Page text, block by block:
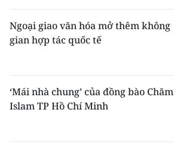
Ngoại giao văn hóa mở thêm không
gian hợp tác quốc tế
‘Mái nhà chung’ của đồng bào Chăm
Islam TP Hồ Chí Minh